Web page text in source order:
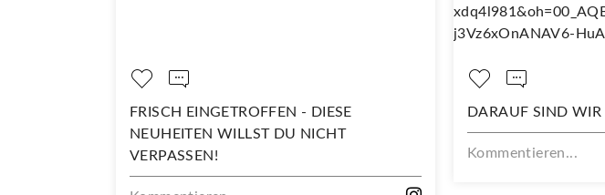
FRISCH EINGETROFFEN - DIESE
NEUHEITEN WILLST DU NICHT
VERPASSEN!
DARAUF SIND WIR
Kommentieren...